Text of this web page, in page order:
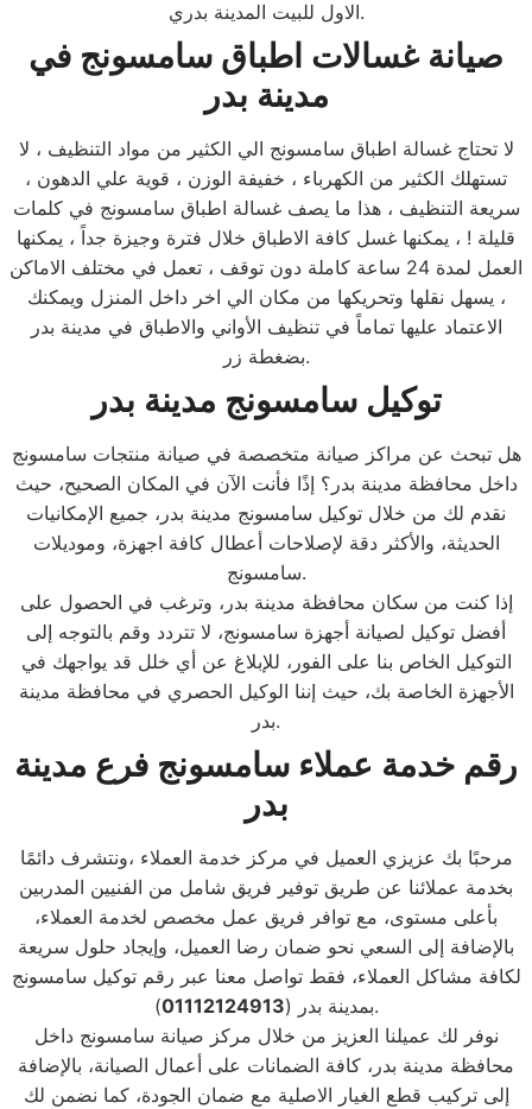
الاول للبيت المدينة بدري.
صيانة غسالات اطباق سامسونج في
مدينة بدر
لا تحتاج غسالة اطباق سامسونج الي الكثير من مواد التنظيف ، لا
تستهلك الكثير من الكهرباء ، خفيفة الوزن ، قوية علي الدهون ،
سريعة التنظيف ، هذا ما يصف غسالة اطباق سامسونج في كلمات
قليلة ! ، يمكنها غسل كافة الاطباق خلال فترة وجيزة جداً ، يمكنها
العمل لمدة 24 ساعة كاملة دون توقف ، تعمل في مختلف الاماكن
، يسهل نقلها وتحريكها من مكان الي اخر داخل المنزل ويمكنك
الاعتماد عليها تماماً في تنظيف الأواني والاطباق في مدينة بدر
بضغطة زر.
توكيل سامسونج مدينة بدر
هل تبحث عن مراكز صيانة متخصصة في صيانة منتجات سامسونج
داخل محافظة مدينة بدر؟ إذًا فأنت الآن في المكان الصحيح، حيث
نقدم لك من خلال توكيل سامسونج مدينة بدر، جميع الإمكانيات
الحديثة، والأكثر دقة لإصلاحات أعطال كافة اجهزة، وموديلات
سامسونج.
إذا كنت من سكان محافظة مدينة بدر، وترغب في الحصول على
أفضل توكيل لصيانة أجهزة سامسونج، لا تتردد وقم بالتوجه إلى
التوكيل الخاص بنا على الفور، للإبلاغ عن أي خلل قد يواجهك في
الأجهزة الخاصة بك، حيث إننا الوكيل الحصري في محافظة مدينة
بدر.
رقم خدمة عملاء سامسونج فرع مدينة
بدر
مرحبًا بك عزيزي العميل في مركز خدمة العملاء ،ونتشرف دائمًا
بخدمة عملائنا عن طريق توفير فريق شامل من الفنيين المدربين
بأعلى مستوى، مع توافر فريق عمل مخصص لخدمة العملاء،
بالإضافة إلى السعي نحو ضمان رضا العميل، وإيجاد حلول سريعة
لكافة مشاكل العملاء، فقط تواصل معنا عبر رقم توكيل سامسونج
بمدينة بدر (01112124913
).
نوفر لك عميلنا العزيز من خلال مركز صيانة سامسونج داخل
محافظة مدينة بدر، كافة الضمانات على أعمال الصيانة، بالإضافة
إلى تركيب قطع الغيار الاصلية مع ضمان الجودة، كما نضمن لك